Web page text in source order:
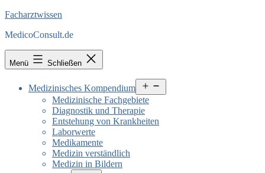
Facharztwissen
MedicoConsult.de
Menü Schließen
Medizinisches Kompendium
öffnen
Medizinische Fachgebiete
Diagnostik und Therapie
Entstehung von Krankheiten
Laborwerte
Medikamente
Medizin verständlich
Medizin in Bildern